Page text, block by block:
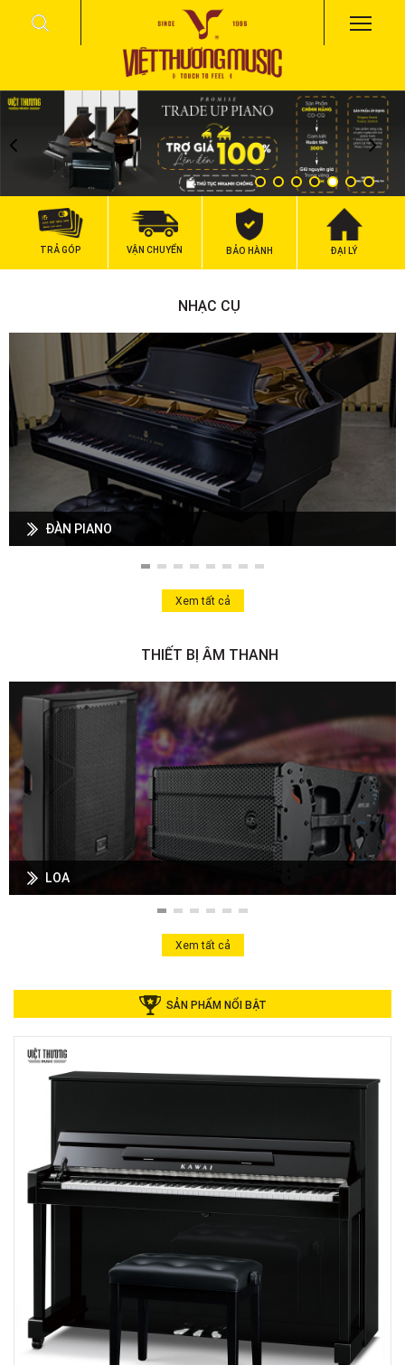
TRẢ GÓP VẬN CHUYỂN BẢO HÀNH ĐẠI LÝ
NHẠC CỤ
ĐÀN PIANO
Xem tất cả
THIẾT BỊ ÂM THANH
LOA
Xem tất cả
SẢN PHẨM NỔI BẬT